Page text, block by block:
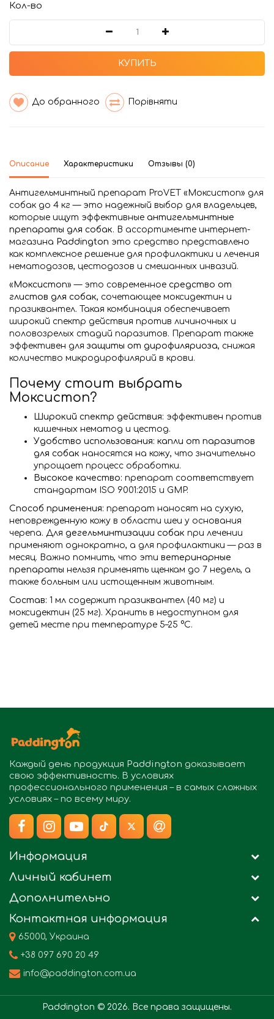
Кол-во
КУПИТЬ
До обранного Порівняти
Описание Характеристики Отзывы (0)
Антигельминтный препарат ProVET «Моксистоп» для
собак до 4 кг — это надежный выбор для владельцев,
которые ищут эффективные антигельминтные
препараты для собак. В ассортименте интернет-
магазина Paddington это средство представлено
как комплексное решение для профилактики и лечения
нематодозов, цестодозов и смешанных инвазий.
« Моксистоп» — это современное средство от
глистов для собак, сочетающее моксидектин и
празиквантел. Такая комбинация обеспечивает
широкий спектр действия против личиночных и
половозрелых стадий паразитов. Препарат также
эффективен для защиты от дирофиляриоза, снижая
количество микродирофилярий в крови.
Почему стоит выбрать
Моксистоп?
Широкий спектр действия: эффективен против
кишечных нематод и цестод.
Удобство использования: капли от паразитов
для собак наносятся на кожу, что значительно
упрощает процесс обработки.
Высокое качество: препарат соответствует
стандартам ISO 9001:2015 и GMP.
Способ применения: препарат наносят на сухую,
неповрежденную кожу в области шеи у основания
черепа. Для дегельминтизации собак при лечении
применяют однократно, а для профилактики — раз в
месяц. Важно помнить, что эти ветеринарные
препараты нельзя применять щенкам до 7 недель, а
также больным или истощенным животным.
Состав: 1 мл содержит празиквантел (40 мг) и
моксидектин (25 мг). Хранить в недоступном для
детей месте при температуре 5–25 °С.
Каждый день продукция Paddington доказывает
свою эффективность. В условиях
профессионального применения – в самых сложных
условиях – по всему миру.
Информация
Личный кабинет
Дополнительно
Контактная информация
65000, Украина
+38 097 690 20 49
info@paddington.com.ua
Paddington © 2026. Все права защищены.